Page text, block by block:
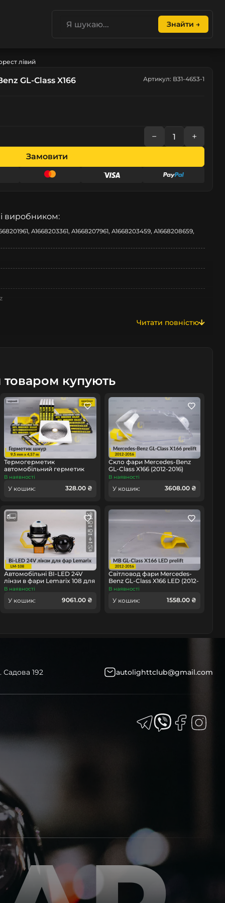
Знайти →
лівий
GL-Class X166
Артикул: B31-4653-1
− +
Замовити
виробником:
A1668203361, A1668207961, A1668203459, A1668208659,
Читати повністю
купують
Термогерметик
автомобільний герметик
для фар Orgavyl Оргавіл
В наявності
У кошик: 328.00 ₴
Скло фари Mercedes-Benz
GL-Class X166 (2012-2016)
дорест праве
В наявності
У кошик: 3608.00 ₴
Автомобільні BI-LED 24V
лінзи в фари Lemarix 108 для
вантажних авто
В наявності
У кошик: 9061.00 ₴
Світловод фари Mercedes-
Benz GL-Class X166 LED (2012-
2016) дорест лівий
В наявності
У кошик: 1558.00 ₴
Садова 192 autolighttclub@gmail.com